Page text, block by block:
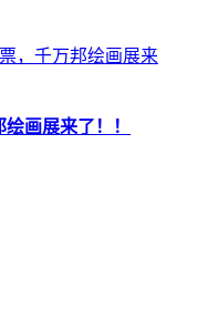
画展来了！！